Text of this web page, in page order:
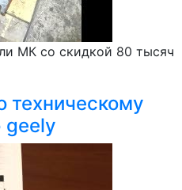
МК со скидкой 80 тысяч
техническому
geely